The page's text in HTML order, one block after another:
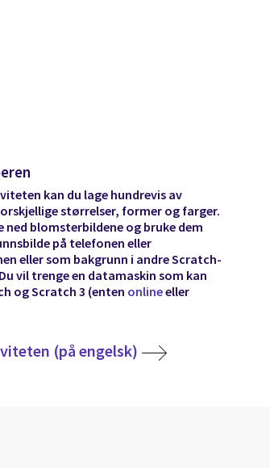
kan du lage hundrevis av
størrelser, former og farger.
ned blomsterbildene og bruke dem
på telefonen eller
eller som bakgrunn i andre Scratch-
vil trenge en datamaskin som kan
og Scratch 3 (enten onlineeller
(på engelsk)